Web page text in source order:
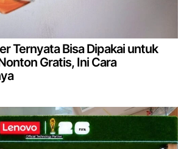
Ternyata Bisa Dipakai untuk
Gratis, Ini Cara